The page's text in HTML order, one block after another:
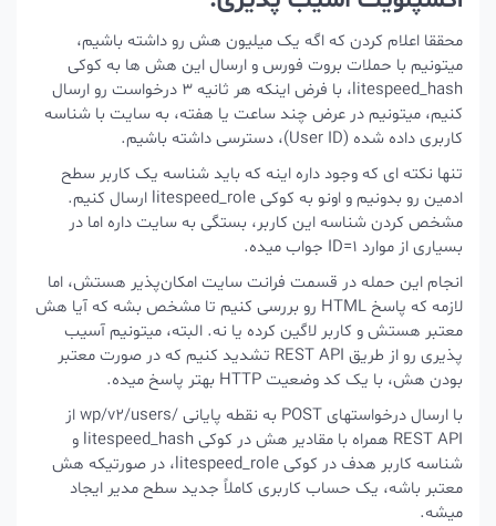
محققا اعلام کردن که اگه یک میلیون هش رو داشته باشیم،
میتونیم با حملات بروت فورس و ارسال این هش ها به کوکی
litespeed_hash
، با فرض اینکه هر ثانیه 3 درخواست رو ارسال
کنیم، میتونیم در عرض چند ساعت یا هفته، به سایت با شناسه
کاربری داده شده (User ID)، دسترسی داشته باشیم.
تنها نکته ای که وجود داره اینه که باید شناسه یک کاربر سطح
ادمین رو بدونیم و اونو به کوکیlitespeed_roleارسال کنیم.
مشخص کردن شناسه این کاربر، بستگی به سایت داره اما در
بسیاری از موارد ID=1 جواب میده.
انجام این حمله در قسمت فرانت سایت امکان‌پذیر هستش، اما
لازمه که پاسخ HTML رو بررسی کنیم تا مشخص بشه که آیا هش
معتبر هستش و کاربر لاگین کرده یا نه. البته، میتونیم آسیب
پذیری رو از طریق REST API تشدید کنیم که در صورت معتبر
بودن هش، با یک کد وضعیت HTTP بهتر پاسخ میده.
با ارسال درخواستهای POST به نقطه پایانی
/wp/v2/users
از
REST API همراه با مقادیر هش در کوکی
litespeed_hashو
شناسه کاربر هدف در کوکیlitespeed_role، در صورتیکه هش
معتبر باشه، یک حساب کاربری کاملاً جدید سطح مدیر ایجاد
میشه.